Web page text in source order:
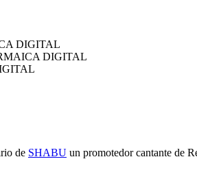
DIGITAL
DIGITAL
de SHABU un promotedor cantante de